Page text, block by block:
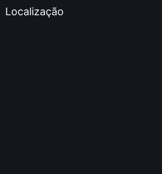
Localização